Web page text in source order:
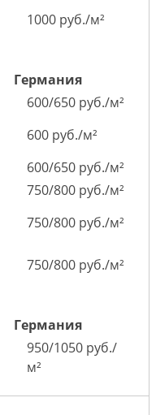
1000 руб./м²
Германия
600/650 руб./м²
600 руб./м²
600/650 руб./м²
750/800 руб./м²
750/800 руб./м²
750/800 руб./м²
Германия
950/1050 руб./
м²